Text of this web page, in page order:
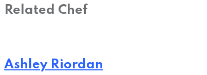
Related Chef
Ashley Riordan